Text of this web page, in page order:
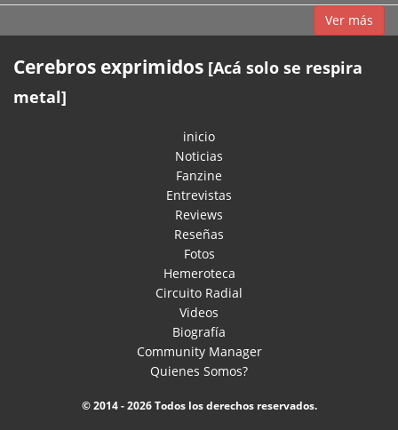
Ver más
Cerebros exprimidos [Acá solo se respira
metal]
inicio
Noticias
Fanzine
Entrevistas
Reviews
Reseñas
Fotos
Hemeroteca
Circuito Radial
Videos
Biografía
Community Manager
Quienes Somos?
© 2014 - 2026 Todos los derechos reservados.